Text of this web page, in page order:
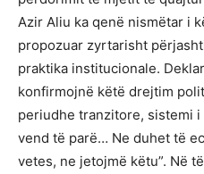
Azir Aliu ka qenë nismëtar i
propozuar zyrtarisht
praktika institucionale.
konfirmojnë këtë drejtim
periudhe tranzitore, sistemi
vend të parë… Ne duhet të
vetes, ne jetojmë këtu”. Në